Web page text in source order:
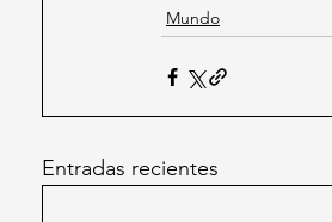
Mundo
Entradas recientes